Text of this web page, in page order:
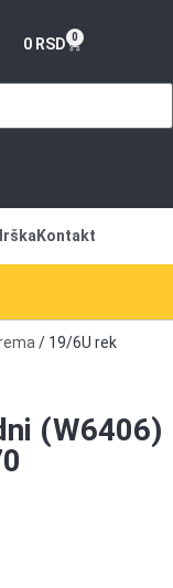
0 RSD 0
Kontakt
/ 19/6U rek
(W6406)